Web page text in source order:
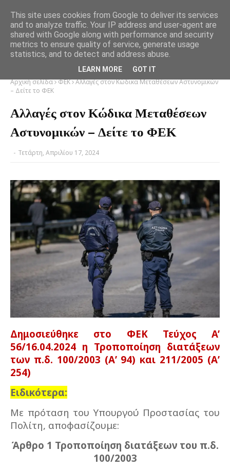
Αρχική σελίδα ΦΕΚ Αλλαγές στον Κώδικα Μεταθέσεων Αστυνομικών
– Δείτε το ΦΕΚ
Αλλαγές στον Κώδικα Μεταθέσεων
Αστυνομικών – Δείτε το ΦΕΚ
- Τετάρτη, Απριλίου 17, 2024
Δημοσιεύθηκε στο ΦΕΚ Τεύχος A’
56/16.04.2024 η Τροποποίηση διατάξεων
των π.δ. 100/2003 (Α’ 94) και 211/2005 (Α’
254)
Ειδικότερα:
Με πρόταση του Υπουργού Προστασίας του
Πολίτη, αποφασίζουμε:
Άρθρο 1 Τροποποίηση διατάξεων του π.δ.
100/2003
This site uses cookies from Google to deliver its services
and to analyze traffic. Your IP address and user-agent are
shared with Google along with performance and security
metrics to ensure quality of service, generate usage
statistics, and to detect and address abuse.
LEARN MORE GOT IT